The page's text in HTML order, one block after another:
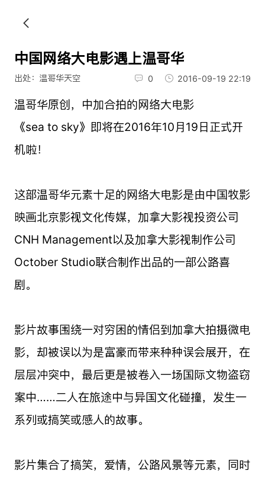
中国网络大电影遇上温哥华
出处：温哥华天空 0 2016-09-19 22:19
温哥华原创，中加合拍的网络大电影
《sea to sky》即将在2016年10月19日正式开
机啦！
这部温哥华元素十足的网络大电影是由中国牧影
映画北京影视文化传媒，加拿大影视投资公司
CNH Management以及加拿大影视制作公司
October Studio联合制作出品的一部公路喜
剧。
影片故事围绕一对穷困的情侣到加拿大拍摄微电
影，却被误以为是富豪而带来种种误会展开，在
层层冲突中，最后更是被卷入一场国际文物盗窃
案中……二人在旅途中与异国文化碰撞，发生一
系列或搞笑或感人的故事。
影片集合了搞笑，爱情，公路风景等元素，同时